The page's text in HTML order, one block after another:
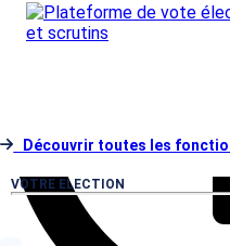
Découvrir toutes les
VOTRE ELECTION